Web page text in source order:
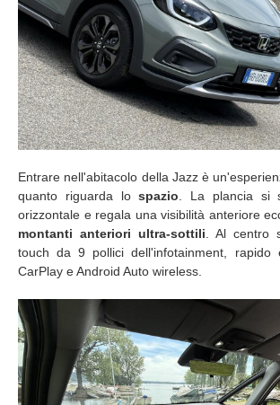
Entrare nell'abitacolo della Jazz è
quanto riguarda lospazio . La plancia si
orizzontale e regala una visibilità anteriore
montanti anteriori ultra-sottili . Al centro
touch da 9 pollici dell'infotainment, rapido
CarPlay e Android Auto wireless.